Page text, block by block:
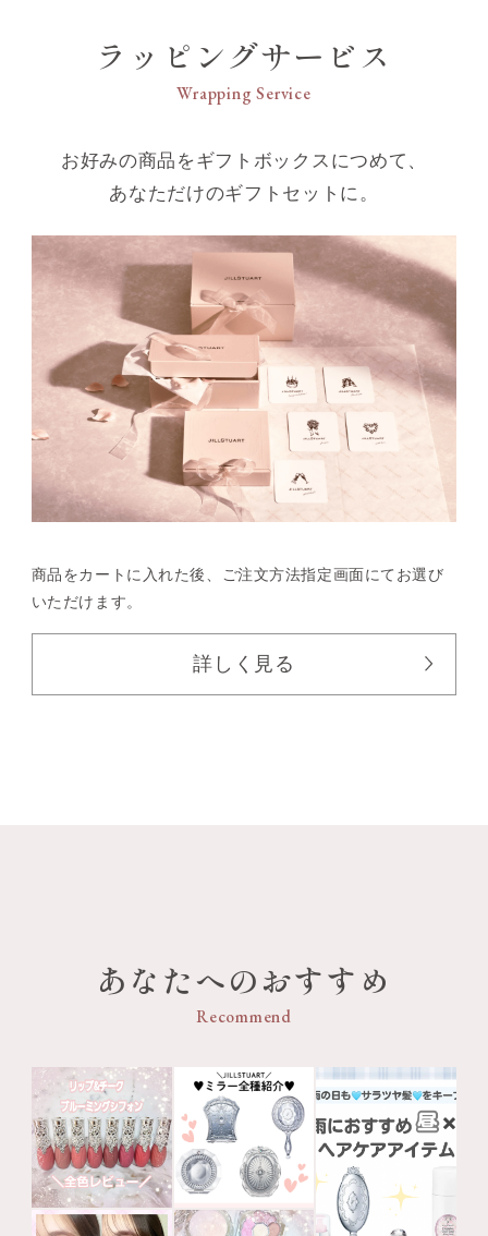
ラッピングサービス
Wrapping Service
お好みの商品をギフトボックスにつめて、
あなただけのギフトセットに。
商品をカートに入れた後、
ご注文方法指定画面にてお選び
いただけます。
詳しく見る
あなたへのおすすめ
Recommend